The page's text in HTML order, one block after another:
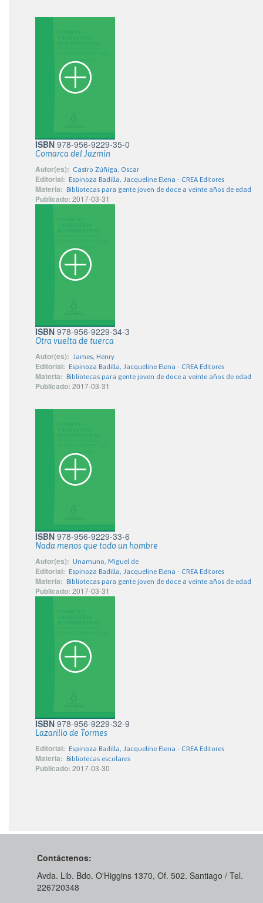
ISBN 978-956-9229-35-0
Comarca del Jazmín
Autor(es): Castro Zúñiga, Oscar
Editorial: Espinoza Badilla, Jacqueline Elena - CREA Editores
Materia: Bibliotecas para gente joven de doce a veinte años de edad
Publicado: 2017-03-31
ISBN 978-956-9229-34-3
Otra vuelta de tuerca
Autor(es): James, Henry
Editorial: Espinoza Badilla, Jacqueline Elena - CREA Editores
Materia: Bibliotecas para gente joven de doce a veinte años de edad
Publicado: 2017-03-31
ISBN 978-956-9229-33-6
Nada menos que todo un hombre
Autor(es): Unamuno, Miguel de
Editorial: Espinoza Badilla, Jacqueline Elena - CREA Editores
Materia: Bibliotecas para gente joven de doce a veinte años de edad
Publicado: 2017-03-31
ISBN 978-956-9229-32-9
Lazarillo de Tormes
Editorial: Espinoza Badilla, Jacqueline Elena - CREA Editores
Materia: Bibliotecas escolares
Publicado: 2017-03-30
Contáctenos:
Avda. Lib. Bdo. O'Higgins 1370, Of. 502. Santiago / Tel.
226720348